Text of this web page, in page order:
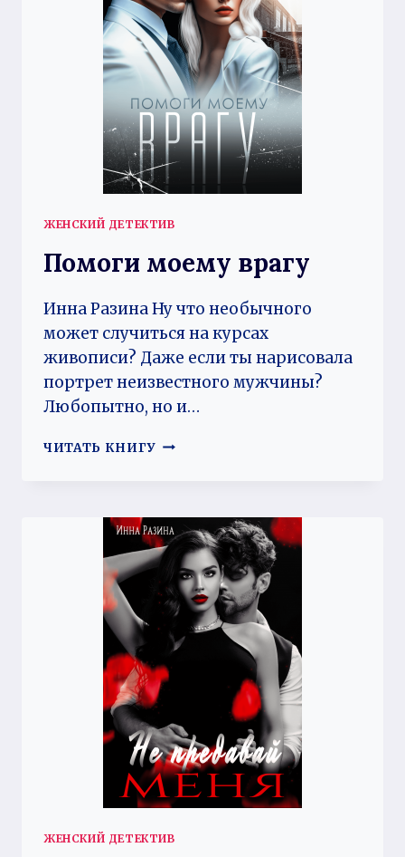
ЖЕНСКИЙ ДЕТЕКТИВ
Помоги моему врагу
Инна Разина Ну что необычного
может случиться на курсах
живописи? Даже если ты нарисовала
портрет неизвестного мужчины?
Любопытно, но и…
ЧИТАТЬ КНИГУ ПОМОГИ
ЖЕНСКИЙ ДЕТЕКТИВ